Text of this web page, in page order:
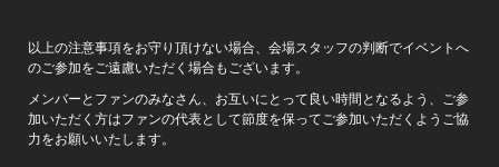
以上の注意事項をお守り頂けない場合、会場スタッフの判断でイベントへ
のご参加をご遠慮いただく場合もございます。
メンバーとファンのみなさん、お互いにとって良い時間となるよう、ご参
加いただく方はファンの代表として節度を保ってご参加いただくようご協
力をお願いいたします。